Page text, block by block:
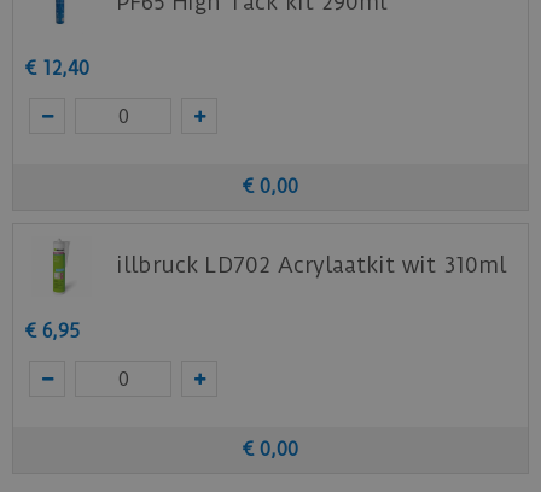
€ 12,40
€ 0,00
illbruck LD702 Acrylaatkit wit 310ml
€ 6,95
€ 0,00